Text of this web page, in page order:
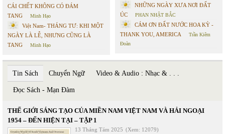
CÁI CHẾT KHÔNG CÓ ĐÁM
TANG
Minh Hạo
Việt Nam- THÁNG TƯ: KHI MỘT
NGÀY LÀ LỄ, NHƯNG CŨNG LÀ
TANG
Minh Hạo
NHỮNG NGÀY XƯA NƠI ĐẤT
ÚC
PHAN NHẬT BẮC
CÁM ƠN ĐẤT NƯỚC HOA KỲ -
THANK YOU, AMERICA
Trần Kiêm
Đoàn
Tin Sách Chuyển Ngữ Video & Audio : Nhạc & . . .
Đọc Sách - Mạn Đàm
THẾ GIỚI SÁNG TẠO CỦA MIỀN NAM VIỆT NAM VÀ HẢI NGOẠI
1954 – ĐẾN HIỆN TẠI – TẬP 1
13 Tháng Tám 2025 (Xem: 12079)